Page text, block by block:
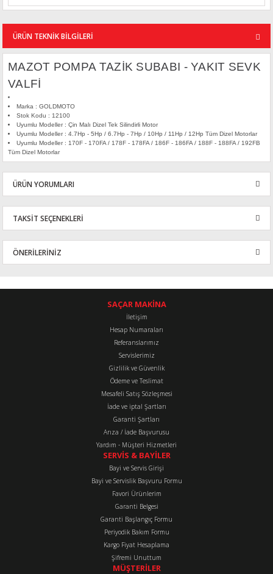
ÜRÜN TEKNİK BİLGİLERİ
MAZOT POMPA TAZİK SUBABI - YAKIT SEVK
VALFİ
Marka : GOLDMOTO
Stok Kodu : 12100
Uyumlu Modeller : Çin Malı Dizel Tek Silindirli Motor
Uyumlu Modeller : 4.7Hp - 5Hp / 6.7Hp - 7Hp / 10Hp / 11Hp / 12Hp Tüm Dizel Motorlar
Uyumlu Modeller : 170F - 170FA / 178F - 178FA / 186F - 186FA / 188F - 188FA / 192FB
Tüm Dizel Motorlar
ÜRÜN YORUMLARI
Bu ürüne ilk yorumu siz yapın!
TAKSİT SEÇENEKLERİ
ÖNERİLERİNİZ
konularda yetersiz gördüğünüz noktaları öneri formunu kullanarak
Görüş ve önerileriniz için teşekkür ederiz.
Ürün resmi kalitesiz, bozuk veya görüntülenemiyor.
Ürün bilgilerinde hatalar bulunuyor.
Ürün fiyatı diğer sitelerden daha pahalı.
Bu ürüne benzer farklı alternatifler olmalı.
Gönder
SAÇAR MAKİNA
İletişim
Hesap Numaraları
Referanslarımız
Servislerimiz
Gizlilik ve Güvenlik
Ödeme ve Teslimat
Mesafeli Satış Sözleşmesi
İade ve iptal Şartları
Garanti Şartları
Arıza / İade Başvurusu
Yardım - Müşteri Hizmetleri
SERVİS & BAYİLER
Bayi ve Servis Girişi
Bayi ve Servislik Başvuru Formu
Favori Ürünlerim
Garanti Belgesi
Garanti Başlangıç Formu
Periyodik Bakım Formu
Kargo Fiyat Hesaplama
Şifremi Unuttum
MÜŞTERİLER